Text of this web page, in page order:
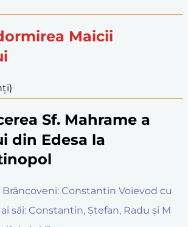
Maicii
Sf. Mahrame a
din Edesa la
Brâncoveni: Constantin Voievod cu
săi: Constantin, Ștefan, Radu și M